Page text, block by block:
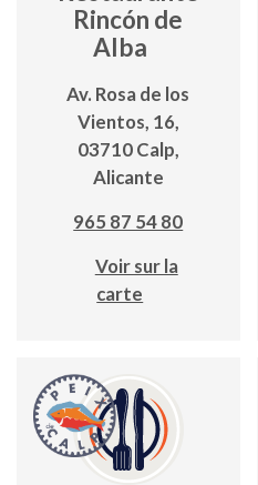
Rincón de
Alba
Av. Rosa de los
Vientos, 16,
03710 Calp,
Alicante
965 87 54 80
Voir sur la
carte